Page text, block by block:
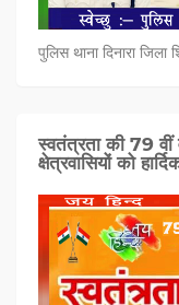
पुलिस थाना दिनारा जिला
स्वतंत्रता की 79 वीं
क्षेत्रवासियों को